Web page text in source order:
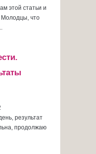
этой статьи и
Молодцы, что
результат
продолжаю